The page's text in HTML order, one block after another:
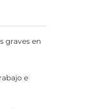
graves en
e